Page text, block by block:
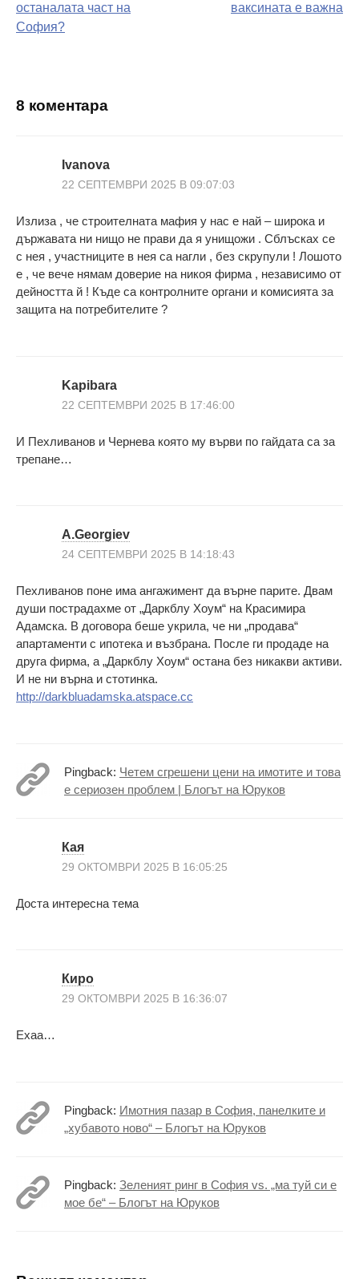
поста
останалата част на
София?
ваксината е важна
8 коментара
Ivanova
22 СЕПТЕМВРИ 2025 В 09:07:03
Излиза , че строителната мафия у нас е най – широка и
държавата ни нищо не прави да я унищожи . Сблъсках се
с нея , участниците в нея са нагли , без скрупули ! Лошото
е , че вече нямам доверие на никоя фирма , независимо от
дейността й ! Къде са контролните органи и комисията за
защита на потребителите ?
Kapibara
22 СЕПТЕМВРИ 2025 В 17:46:00
И Пехливанов и Чернева която му върви по гайдата са за
трепане…
A.Georgiev
24 СЕПТЕМВРИ 2025 В 14:18:43
Пехливанов поне има ангажимент да върне парите. Двам
души пострадахме от „Даркблу Хоум“ на Красимира
Адамска. В договора беше укрила, че ни „продава“
апартаменти с ипотека и възбрана. После ги продаде на
друга фирма, а „Даркблу Хоум“ остана без никакви активи.
И не ни върна и стотинка.
http://darkbluadamska.atspace.cc
Pingback: Четем сгрешени цени на имотите и това
е сериозен проблем | Блогът на Юруков
Кая
29 ОКТОМВРИ 2025 В 16:05:25
Доста интересна тема
Киро
29 ОКТОМВРИ 2025 В 16:36:07
Ехаа…
Pingback: Имотния пазар в София, панелките и
„хубавото ново“ – Блогът на Юруков
Pingback: Зеленият ринг в София vs. „ма туй си е
мое бе“ – Блогът на Юруков